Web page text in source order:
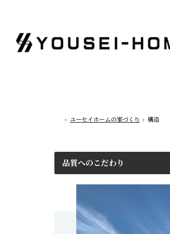
ホーム
ユーセイホームの家づくり 構造
品質へのこだわり